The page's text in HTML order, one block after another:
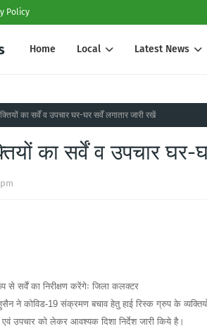
Policy
Home Local Latest News
का सर्वें व उपचार घर-घर सर्वें लगातार जारी रखें
का सर्वें व उपचार घर-
से सर्वें का निरीक्षण करेंगेः जिला कलक्टर
ने कोविड-19 संक्रमण बचाव हेतु हाई रिस्क ग्रुप के
उपचार को लेकर आवश्यक दिशा निर्देश जारी किये है।